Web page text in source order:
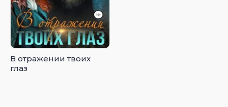
В отражении твоих
глаз